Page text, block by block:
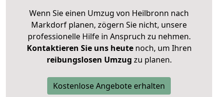
Wenn Sie einen Umzug von Heilbronn nach
Markdorf planen, zögern Sie nicht, unsere
professionelle Hilfe in Anspruch zu nehmen.
Kontaktieren Sie uns heutenoch, um Ihren
reibungslosen Umzug zu planen.
Kostenlose Angebote erhalten